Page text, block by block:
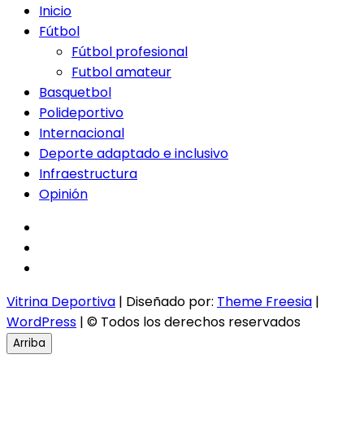
Inicio
Fútbol
Fútbol profesional
Futbol amateur
Basquetbol
Polideportivo
Internacional
Deporte adaptado e inclusivo
Infraestructura
Opinión
Vitrina Deportiva | Diseñado por: Theme Freesia |
WordPress | © Todos los derechos reservados
Arriba